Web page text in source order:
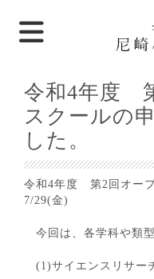
令和4年度
スクールの
した。
令和4年度 第2回オー
7/29(金)
今回は、各学科や類
(1)サイエンスリサー